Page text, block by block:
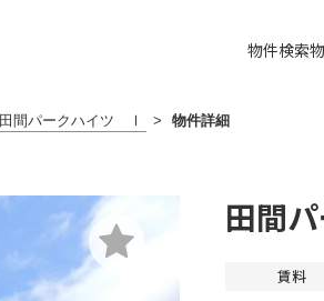
物件検索
田間パークハイツ Ⅰ > 物件詳細
田間
賃料